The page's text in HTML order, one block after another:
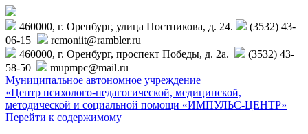
460000, г. Оренбург, улица Постникова, д. 24.
(3532) 43-
06-15
rcmoniit@rambler.ru
460000, г. Оренбург, проспект Победы, д. 2а.
(3532) 43-
58-50
mupmpc@mail.ru
Муниципальное автономное учреждение
«Центр психолого-педагогической, медицинской,
методической и социальной помощи «ИМПУЛЬС-ЦЕНТР»
Перейти к содержимому